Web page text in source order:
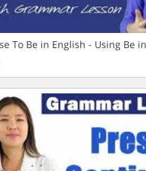
To Be in English - Using Be